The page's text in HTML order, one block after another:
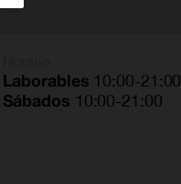
Laborables 10:00-21:00
Sábados 10:00-21:00